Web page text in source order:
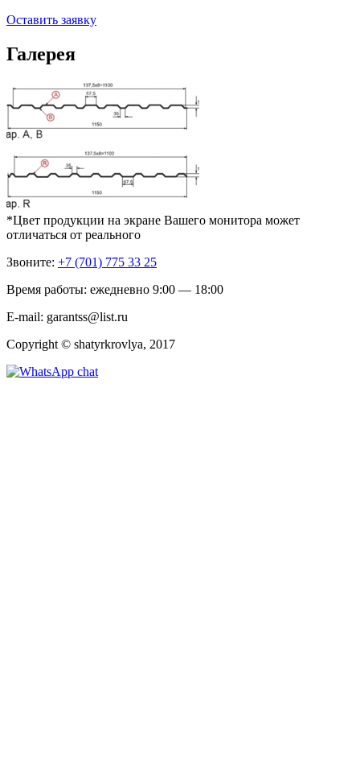
Оставить заявку
Галерея
*Цвет продукции на экране Вашего монитора может
отличаться от реального
Звоните: +7 (701) 775 33 25
Время работы: ежедневно 9:00 — 18:00
E-mail: garantss@list.ru
Copyright © shatyrkrovlya, 2017